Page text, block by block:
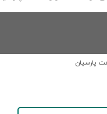
پارسیان